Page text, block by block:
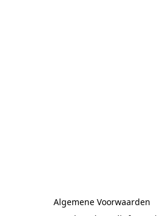
Algemene Voorwaarden